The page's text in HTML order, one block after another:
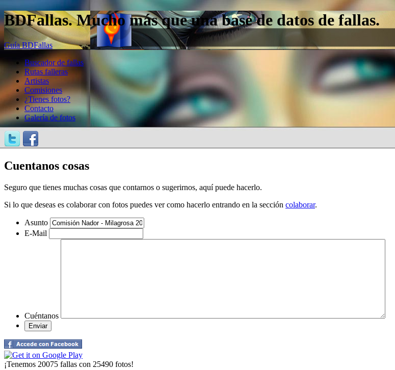
BDFallas. Mucho más que una base de datos de fallas.
Guía BDFallas
Buscador de fallas
Rutas falleras
Artistas
Comisiones
¿Tienes fotos?
Contacto
Galería de fotos
Cuentanos cosas
Seguro que tienes muchas cosas que contarnos o sugerirnos, aquí puede hacerlo.
Si lo que deseas es colaborar con fotos puedes ver como hacerlo entrando en la sección colaborar.
Asunto
E-Mail
Cuéntanos
¡Tenemos 20075 fallas con 25490 fotos!